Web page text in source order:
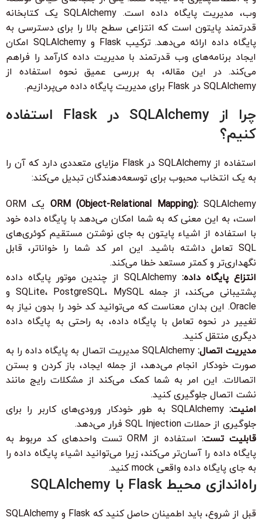
وب، مدیریت پایگاه داده است. SQLAlchemy یک کتابخانه
قدرتمند پایتون است که انتزاعی سطح بالا را برای دسترسی به
پایگاه داده ارائه می‌دهد. ترکیب Flask و SQLAlchemy امکان
ایجاد برنامه‌های وب قدرتمند با مدیریت داده کارآمد را فراهم
می‌کند. در این مقاله، به بررسی عمیق نحوه استفاده از
SQLAlchemy در Flask برای مدیریت پایگاه داده می‌پردازیم.
چرا از SQLAlchemy در Flask استفاده
کنیم؟
استفاده از SQLAlchemy در Flask مزایای متعددی دارد که آن را
به یک انتخاب محبوب برای توسعه‌دهندگان تبدیل می‌کند:
ORM (Object-Relational Mapping):
SQLAlchemy یک ORM
است، به این معنی که به شما امکان می‌دهد با پایگاه داده خود
با استفاده از اشیاء پایتون به جای نوشتن مستقیم کوئری‌های
SQL تعامل داشته باشید. این امر کد شما را خواناتر، قابل
نگهداری‌تر و کمتر مستعد خطا می‌کند.
انتزاع پایگاه داده:
SQLAlchemy از چندین موتور پایگاه داده
پشتیبانی می‌کند، از جمله SQLite، PostgreSQL، MySQL و
Oracle. این بدان معناست که می‌توانید کد خود را بدون نیاز به
تغییر در نحوه تعامل با پایگاه داده، به راحتی به پایگاه داده
دیگری منتقل کنید.
مدیریت اتصال:
SQLAlchemy مدیریت اتصال به پایگاه داده را به
صورت خودکار انجام می‌دهد، از جمله ایجاد، باز کردن و بستن
اتصالات. این امر به شما کمک می‌کند از مشکلات رایج مانند
نشت اتصال جلوگیری کنید.
امنیت:
SQLAlchemy به طور خودکار ورودی‌های کاربر را برای
جلوگیری از حملات SQL Injection فرار می‌دهد.
قابلیت تست:
استفاده از ORM تست واحدهای کد مربوط به
پایگاه داده را آسان‌تر می‌کند، زیرا می‌توانید اشیاء پایگاه داده را
به جای پایگاه داده واقعی mock کنید.
راه‌اندازی محیط Flask با SQLAlchemy
قبل از شروع، باید اطمینان حاصل کنید که Flask و SQLAlchemy